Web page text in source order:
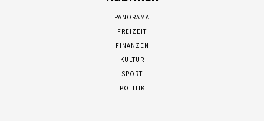
PANORAMA
FREIZEIT
FINANZEN
KULTUR
SPORT
POLITIK